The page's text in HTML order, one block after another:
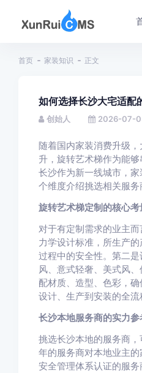
首页 家装知识 正文
如何选择长沙大宅适配
创始人 2026-07-
随着国内家装消费升级
升，旋转艺术梯作为能
长沙作为新一线城市，
个维度介绍挑选相关服务
旋转艺术梯定制的核心考
对于有定制需求的业主
力学设计标准，所生产
过程中的安全性。第二
风、意式轻奢、美式风
配材质、造型、色彩，
设计、生产到安装的全流
长沙本地服务商的实力参
挑选长沙本地的服务商
年的服务商对本地业主
安全管理体系认证的服